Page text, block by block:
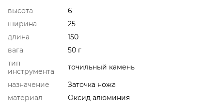
высота
6
ширина
25
длина
150
вага
50 г
тип
инструмента
точильный камень
назначение
Заточка ножа
материал
Оксид алюминия